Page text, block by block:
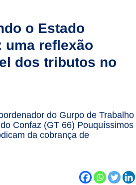
o Estado
uma reflexão
dos tributos no
do Gurpo de Trabalho
Confaz (GT 66) Pouquíssimos
da cobrança de